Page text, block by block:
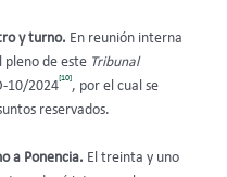
y turno. En reunión interna
pleno de este Tribunal
10/2024
[10]
, por el cual se
reservados.
a Ponencia. El treinta y uno